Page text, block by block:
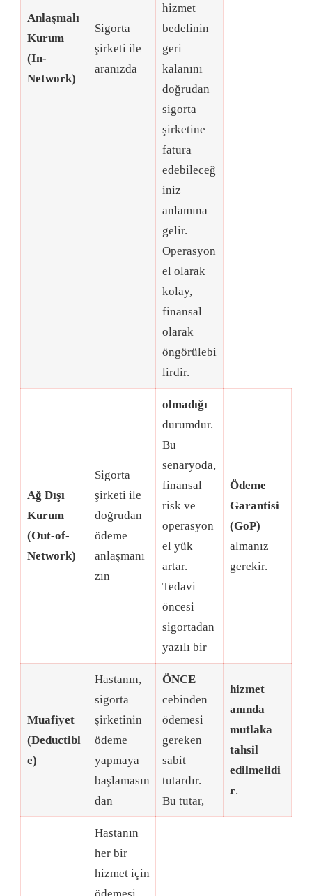
Anlaşmalı
Kurum
(In-
Network)
Sigorta
şirketi ile
aranızda
hizmet
bedelinin
geri
kalanını
doğrudan
sigorta
şirketine
fatura
edebileceğ
iniz
anlamına
gelir.
Operasyon
el olarak
kolay,
finansal
olarak
öngörülebi
lirdir.
Ağ Dışı
Kurum
(Out-of-
Network)
Sigorta
şirketi ile
doğrudan
ödeme
anlaşmanı
zın
olmadığı
durumdur.
Bu
senaryoda,
finansal
risk ve
operasyon
el yük
artar.
Tedavi
öncesi
sigortadan
yazılı bir
Ödeme
Garantisi
(GoP)
almanız
gerekir.
Muafiyet
(Deductibl
e)
Hastanın,
sigorta
şirketinin
ödeme
yapmaya
başlamasın
dan
ÖNCE
cebinden
ödemesi
gereken
sabit
tutardır.
Bu tutar,
hizmet
anında
mutlaka
tahsil
edilmelidi
r.
Hastanın
her bir
hizmet için